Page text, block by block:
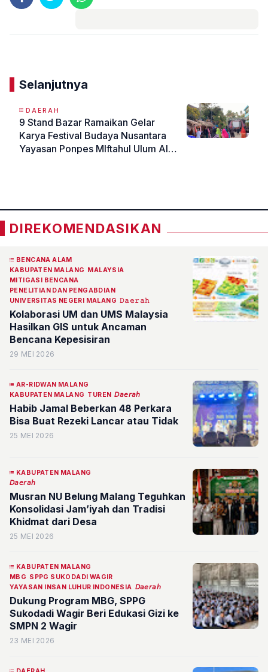
Selanjutnya
DAERAH
9 Stand Bazar Ramaikan Gelar
Karya Festival Budaya Nusantara
Yayasan Ponpes MIftahul Ulum Al-
DIREKOMENDASIKAN
BENCANA ALAM
KABUPATEN MALANG
MALAYSIA
MITIGASI BENCANA
PENELITIAN DAN PENGABDIAN
UNIVERSITAS NEGERI MALANG 𝙳𝚊𝚎𝚛𝚊𝚑
Kolaborasi UM dan UMS Malaysia
Hasilkan GIS untuk Ancaman
Bencana Kepesisiran
29 MEI 2026
AR-RIDWAN MALANG
KABUPATEN MALANG TUREN 𝘋𝘢𝘦𝘳𝘢𝘩
Habib Jamal Beberkan 48 Perkara
Bisa Buat Rezeki Lancar atau Tidak
25 MEI 2026
KABUPATEN MALANG
𝘋𝘢𝘦𝘳𝘢𝘩
Musran NU Belung Malang Teguhkan
Konsolidasi Jam’iyah dan Tradisi
Khidmat dari Desa
25 MEI 2026
KABUPATEN MALANG
MBG SPPG SUKODADI WAGIR
YAYASAN INSAN LUHUR INDONESIA 𝘋𝘢𝘦𝘳𝘢𝘩
Dukung Program MBG, SPPG
Sukodadi Wagir Beri Edukasi Gizi ke
SMPN 2 Wagir
23 MEI 2026